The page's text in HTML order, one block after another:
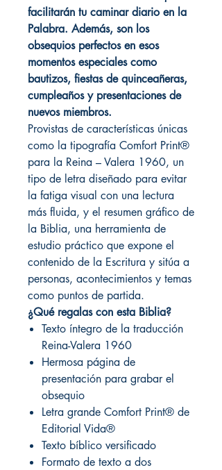
facilitarán tu caminar diario en la
Palabra. Además, son los
obsequios perfectos en esos
momentos especiales como
bautizos, fiestas de quinceañeras,
cumpleaños y presentaciones de
nuevos miembros.
Provistas de características únicas
como la tipografía Comfort Print®
para la Reina – Valera 1960, un
tipo de letra diseñado para evitar
la fatiga visual con una lectura
más fluida, y el resumen gráfico de
la Biblia, una herramienta de
estudio práctico que expone el
contenido de la Escritura y sitúa a
personas, acontecimientos y temas
como puntos de partida.
¿Qué regalas con esta Biblia?
Texto íntegro de la traducción
Reina-Valera 1960
Hermosa página de
presentación para grabar el
obsequio
Letra grande Comfort Print® de
Editorial Vida®
Texto bíblico versificado
Formato de texto a dos